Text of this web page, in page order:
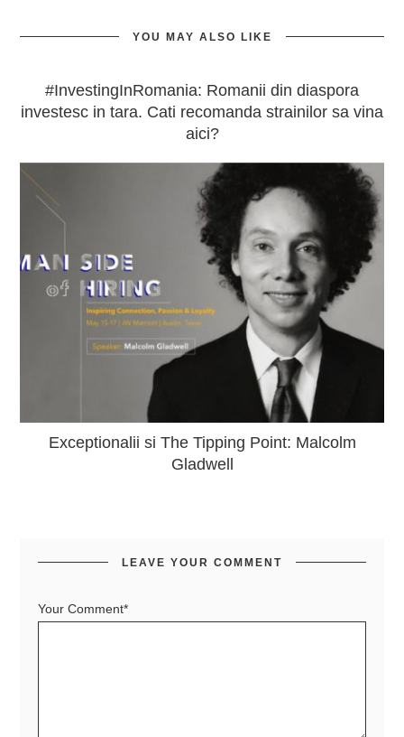
YOU MAY ALSO LIKE
#InvestingInRomania: Romanii din diaspora
investesc in tara. Cati recomanda strainilor sa vina
aici?
Exceptionalii si The Tipping Point: Malcolm
Gladwell
LEAVE YOUR COMMENT
Your Comment*